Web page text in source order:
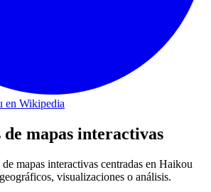
en Wikipedia
mapas interactivas
mapas interactivas centradas en Haikou
visualizaciones o análisis.